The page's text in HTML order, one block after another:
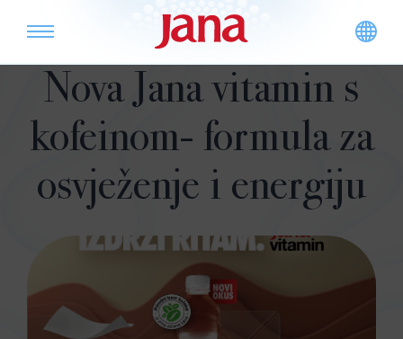
Nova Jana vitamin s
kofeinom- formula za
osvježenje i energiju